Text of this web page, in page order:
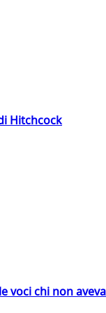
Hitchcock
voci chi non